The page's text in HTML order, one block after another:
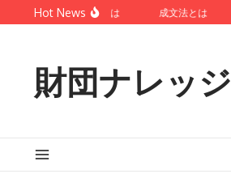
コンテンツへスキップ
Hot News
ローマ法とは 成文法とは
財団ナレッジ